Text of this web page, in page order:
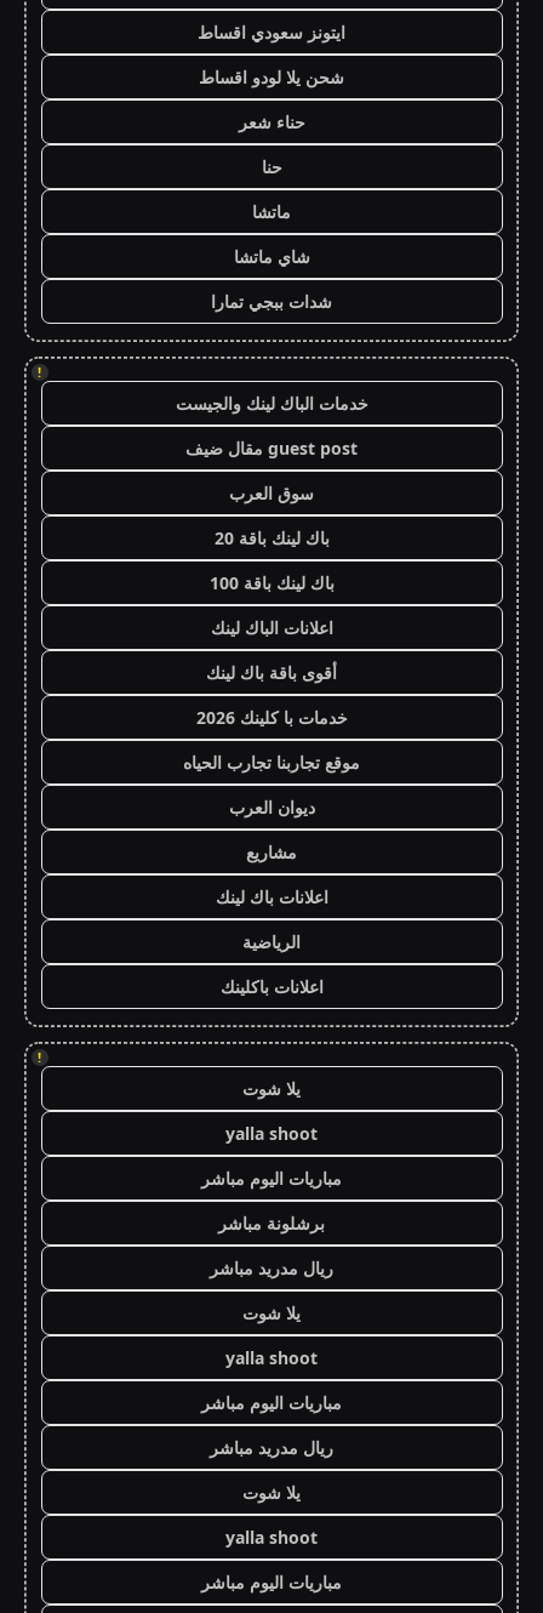
ايتونز سعودي اقساط
شحن يلا لودو اقساط
حناء شعر
حنا
ماتشا
شاي ماتشا
شدات ببجي تمارا
!
خدمات الباك لينك والجيست
guest post مقال ضيف
سوق العرب
باك لينك باقة 20
باك لينك باقة 100
اعلانات الباك لينك
أقوى باقة باك لينك
خدمات با كلينك 2026
موقع تجاربنا تجارب الحياه
ديوان العرب
مشاريع
اعلانات باك لينك
الرياضية
اعلانات باكلينك
!
يلا شوت
yalla shoot
مباريات اليوم مباشر
برشلونة مباشر
ريال مدريد مباشر
يلا شوت
yalla shoot
مباريات اليوم مباشر
ريال مدريد مباشر
يلا شوت
yalla shoot
مباريات اليوم مباشر